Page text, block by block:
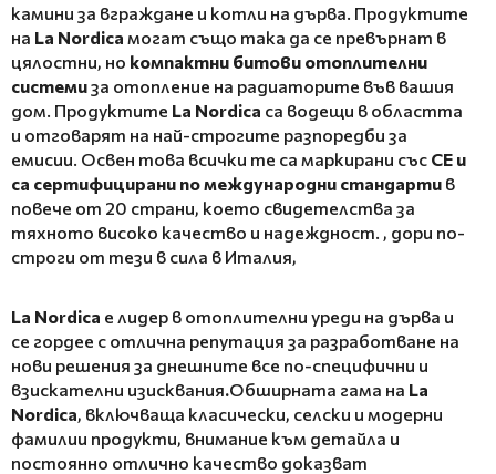
камини за вграждане и котли на дърва. Продуктите
на La Nordicа могат също така да се превърнат в
цялостни, но компактни битови отоплителни
системиза отопление на радиаторите във вашия
дом. Продуктите La Nordica са водещи в областта
и отговарят на най-строгите разпоредби за
емисии. Освен това всички те са маркирани със CE и
са сертифицирани по международни стандарти в
повече от 20 страни, което свидетелства за
тяхното високо качество и надеждност. , дори по-
строги от тези в сила в Италия,
La Nordica е лидер в отоплителни уреди на дърва и
се гордее с отлична репутация за разработване на
нови решения за днешните все по-специфични и
взискателни изисквания.Обширната гама на La
Nordica, включваща класически, селски и модерни
фамилии продукти, внимание към детайла и
постоянно отлично качество доказват